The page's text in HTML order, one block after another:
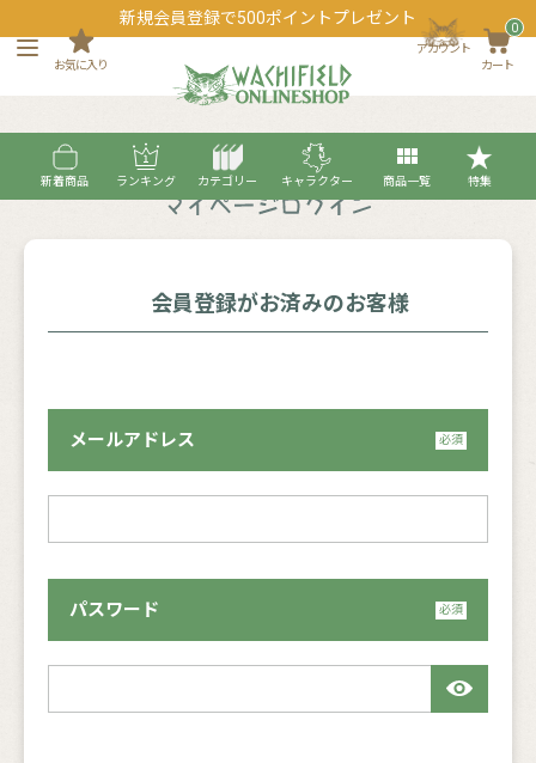
新規会員登録で500ポイントプレゼント
お気に入り
アカウント
カート
0
新着商品 ランキング カテゴリー キャラクター 商品一覧 特集
会員登録がお済みのお客様
メールアドレス
パスワード